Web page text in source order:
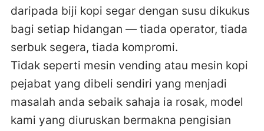
daripada biji kopi segar dengan susu dikukus
bagi setiap hidangan — tiada operator, tiada
serbuk segera, tiada kompromi.
Tidak seperti mesin vending atau mesin kopi
pejabat yang dibeli sendiri yang menjadi
masalah anda sebaik sahaja ia rosak, model
kami yang diuruskan bermakna pengisian